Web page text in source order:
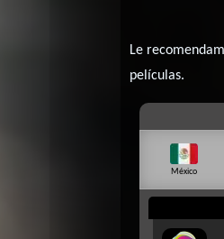
Le
películas.
México